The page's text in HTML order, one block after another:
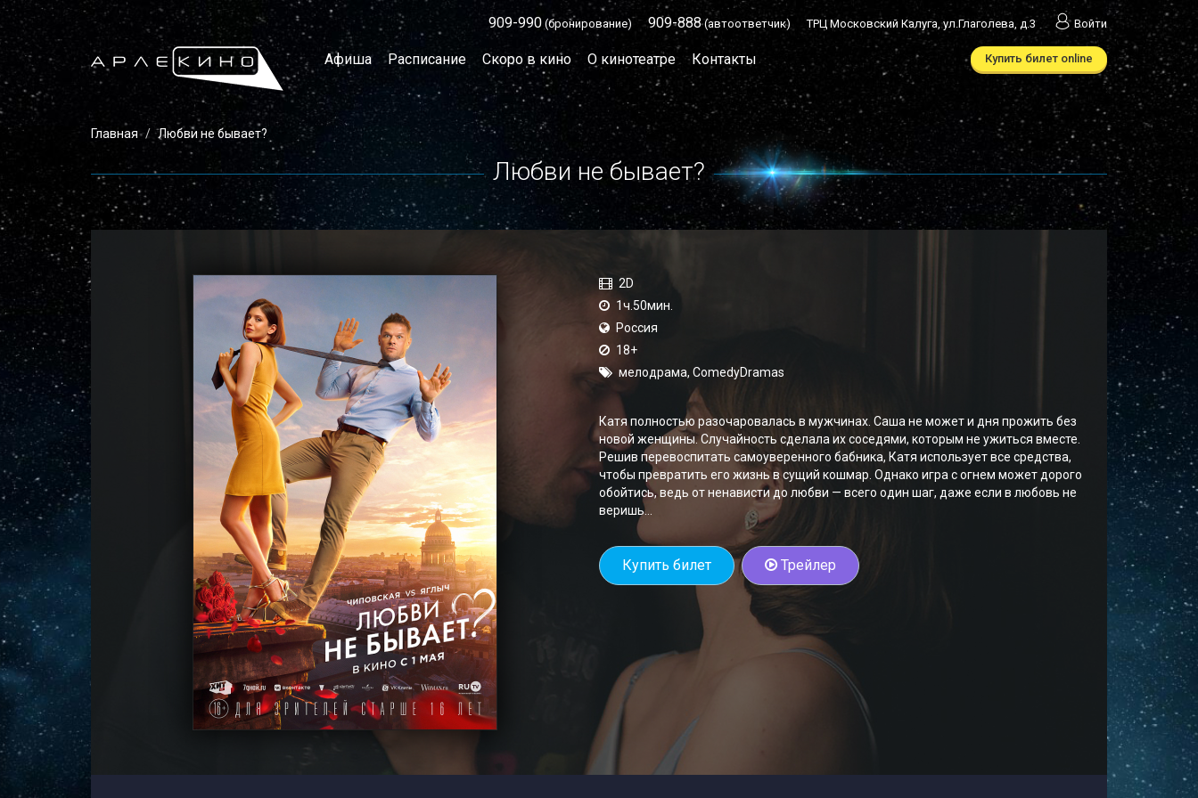
909-990 (бронирование) 909-888(автоответчик) ТРЦ Московский Калуга, ул.Глаголева, д.3 Войти
Афиша Расписание Скоро в кино О кинотеатре Контакты Купить билет online
Главная Любви не бывает?
Любви не бывает?
2D
1ч.50мин.
Россия
18+
мелодрама, ComedyDramas
Катя полностью разочаровалась в мужчинах. Саша не может и дня прожить без
новой женщины. Случайность сделала их соседями, которым не ужиться вместе.
Решив перевоспитать самоуверенного бабника, Катя использует все средства,
чтобы превратить его жизнь в сущий кошмар. Однако игра с огнем может дорого
обойтись, ведь от ненависти до любви — всего один шаг, даже если в любовь не
веришь…
Купить билет Трейлер